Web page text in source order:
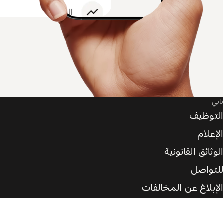
تابي
التوظيف
الإعلام
الوثائق القانونية
للتواصل
الإبلاغ عن المخالفات